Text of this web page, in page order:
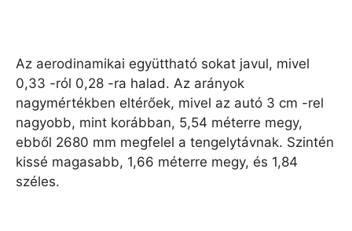
Az aerodinamikai együttható sokat javul, mivel
0,33 -ról 0,28 -ra halad. Az arányok
nagymértékben eltérőek, mivel az autó 3 cm -rel
nagyobb, mint korábban, 5,54 méterre megy,
ebből 2680 mm megfelel a tengelytávnak. Szintén
kissé magasabb, 1,66 méterre megy, és 1,84
széles.